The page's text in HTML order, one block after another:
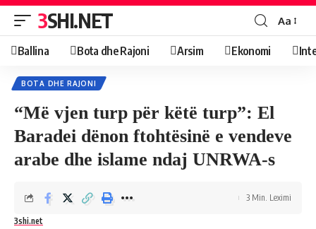
3SHI.NET Aa
Ballina Bota dhe Rajoni Arsim Ekonomi
BOTA DHE RAJONI
“Më vjen turp për këtë turp”: El
Baradei dënon ftohtësinë e vendeve
arabe dhe islame ndaj UNRWA-s
3shi.net
3 Min. Leximi